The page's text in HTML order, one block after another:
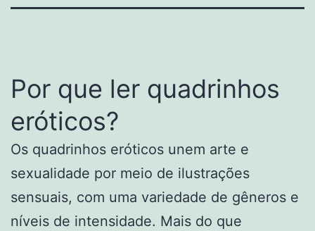
Por que ler quadrinhos
eróticos?
Os quadrinhos eróticos unem arte e
sexualidade por meio de ilustrações
sensuais, com uma variedade de gêneros e
níveis de intensidade. Mais do que